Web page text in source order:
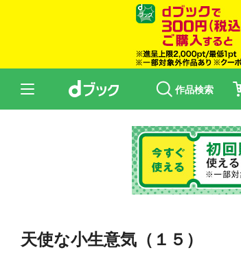
作品検索
天使な小生意気（１５）